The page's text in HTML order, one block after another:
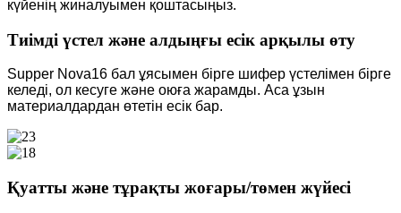
күйенің жиналуымен қоштасыңыз.
Тиімді үстел және алдыңғы есік арқылы өту
Supper Nova16 бал ұясымен бірге шифер үстелімен бірге
келеді, ол кесуге және оюға жарамды. Аса ұзын
материалдардан өтетін есік бар.
Қуатты және тұрақты жоғары/төмен жүйесі